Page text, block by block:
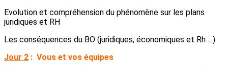
Evolution et compréhension du phénomène sur les plans
juridiques et RH
Les conséquences du BO (juridiques, économiques et Rh …)
Jour 2 : Vous et vos équipes